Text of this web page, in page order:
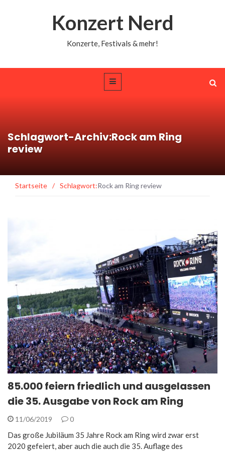
Konzert Nerd
Konzerte, Festivals & mehr!
Schlagwort-Archiv:Rock am Ring
review
Startseite / Schlagwort:Rock am Ring review
85.000 feiern friedlich und ausgelassen
die 35. Ausgabe von Rock am Ring
11/06/2019 0
Das große Jubiläum 35 Jahre Rock am Ring wird zwar erst
2020 gefeiert, aber auch die auch die 35. Auflage des